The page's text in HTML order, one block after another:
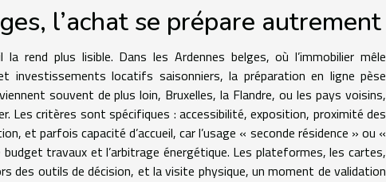
l’achat se prépare autrement
rend plus lisible. Dans les Ardennes belges, où l’immobilier mêle
investissements locatifs saisonniers, la préparation en ligne pèse
souvent de plus loin, Bruxelles, la Flandre, ou les pays voisins,
Les critères sont spécifiques : accessibilité, exposition, proximité des
et parfois capacité d’accueil, car l’usage « seconde résidence » ou «
travaux et l’arbitrage énergétique. Les plateformes, les cartes,
des outils de décision, et la visite physique, un moment de validation